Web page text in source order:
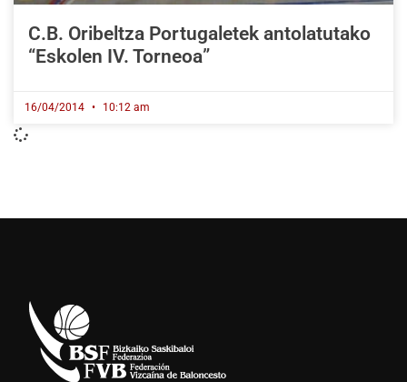
C.B. Oribeltza Portugaletek antolatutako
“Eskolen IV. Torneoa”
16/04/2014 10:12 am